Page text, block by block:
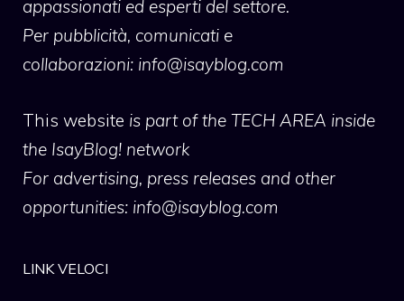
appassionati ed esperti del settore.
Per pubblicità, comunicati e
collaborazioni: info@isayblog.com
This website is part of the TECH AREA inside
the IsayBlog! network
For advertising, press releases and other
opportunities: info@isayblog.com
LINK VELOCI